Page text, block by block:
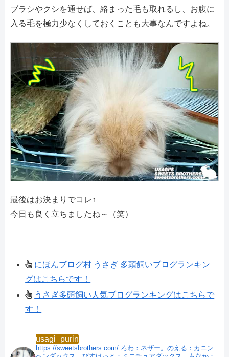
ブラシやクシを通せば、絡まった毛も取れるし、お腹に
入る毛を極力少なくしておくことも大事なんですよね。
最後はお決まりでコレ↑
今日も良く立ちましたね～（笑）
にほんブログ村 うさぎ 多頭飼いブログランキン
グはこちらです！
うさぎ多頭飼い人気ブログランキングはこちらで
す！
usagi_purin
https://sweetsbrothers.com/ ろわ：ネザー。のえる：カニン